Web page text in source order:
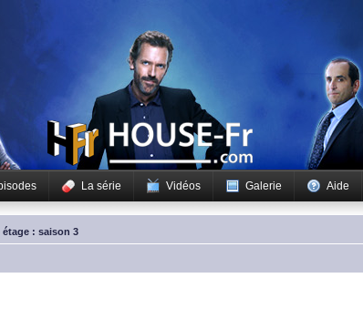
La série Vidéos Galerie Aide
étage : saison 3